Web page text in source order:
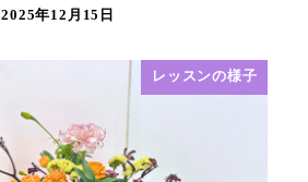
2025年12月15日
レッスンの様子